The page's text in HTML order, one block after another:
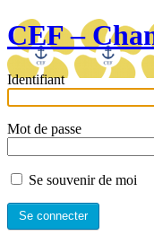
CEF –
Identifiant
Mot de passe
Se souvenir de moi